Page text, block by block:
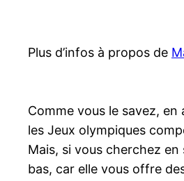
Plus d’infos à propos de
Comme vous le savez,
les Jeux olympiques
Mais, si vous cherchez
bas, car elle vous offre